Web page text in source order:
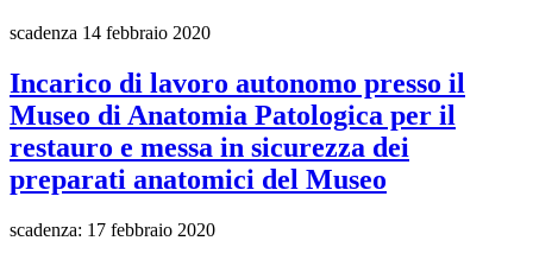
scadenza 14 febbraio 2020
Incarico di lavoro autonomo presso il
Museo di Anatomia Patologica per il
restauro e messa in sicurezza dei
preparati anatomici del Museo
scadenza: 17 febbraio 2020